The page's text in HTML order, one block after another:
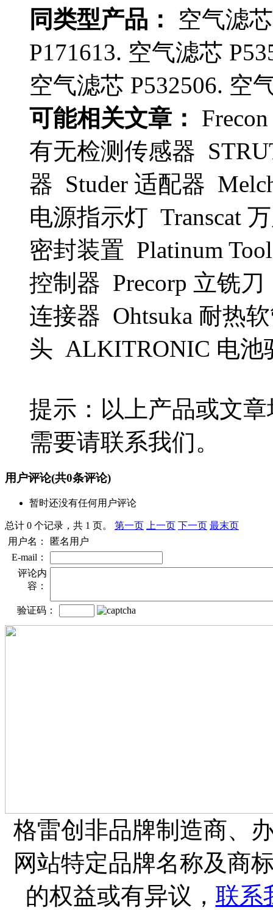
同类型产品：
空气滤
P171613. 空气滤芯
空气滤芯 P532506. 空
可能相关文章：
有无检测传感器
器 Studer 适配器
电源指示灯 Transcat
密封装置 Platinum
控制器 Precorp 立铣
连接器 Ohtsuka 耐热
头 ALKITRONIC 电
提示：以上产品或文
需要请联系我们。
用户评论(共0条评论)
暂时还没有任何用户评论
总计 0 个记录，共 1 页。 第一页 上一页 下一页 最末页
用户名：
匿名用户
E-mail：
评论内
容：
验证码：
格雷创非品牌制造商、
网站特定品牌名称及商
的权益或有异议， 联系